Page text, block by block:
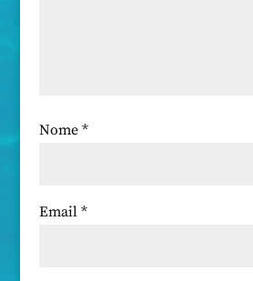
Nome *
Email *